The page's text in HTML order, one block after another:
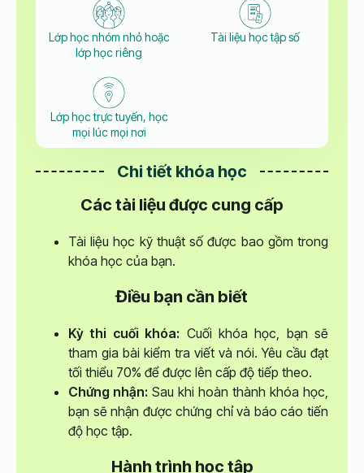
Lớp học nhóm nhỏ hoặc
lớp học riêng
Tài liệu học tập số
Lớp học trực tuyến, học
mọi lúc mọi nơi
Chi tiết khóa học
Các tài liệu được cung cấp
Tài liệu học kỹ thuật số được bao gồm trong
khóa học của bạn.
Điều bạn cần biết
Kỳ thi cuối khóa: Cuối khóa học, bạn sẽ
tham gia bài kiểm tra viết và nói. Yêu cầu đạt
tối thiểu 70% để được lên cấp độ tiếp theo.
Chứng nhận: Sau khi hoàn thành khóa học,
bạn sẽ nhận được chứng chỉ và báo cáo tiến
độ học tập.
Hành trình học tập